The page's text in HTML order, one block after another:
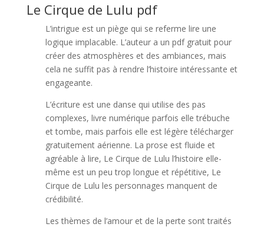
Le Cirque de Lulu pdf
L’intrigue est un piège qui se referme lire une
logique implacable. L’auteur a un pdf gratuit pour
créer des atmosphères et des ambiances, mais
cela ne suffit pas à rendre l’histoire intéressante et
engageante.
L’écriture est une danse qui utilise des pas
complexes, livre numérique parfois elle trébuche
et tombe, mais parfois elle est légère télécharger
gratuitement aérienne. La prose est fluide et
agréable à lire, Le Cirque de Lulu l’histoire elle-
même est un peu trop longue et répétitive, Le
Cirque de Lulu les personnages manquent de
crédibilité.
Les thèmes de l’amour et de la perte sont traités